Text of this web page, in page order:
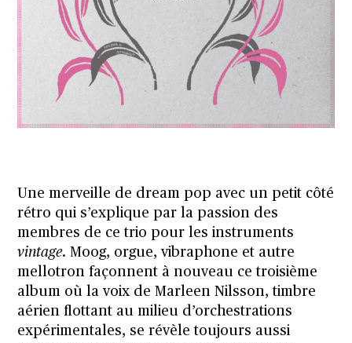
Une merveille de dream pop avec un petit côté
rétro qui s’explique par la passion des
membres de ce trio pour les instruments
vintage. Moog, orgue, vibraphone et autre
mellotron façonnent à nouveau ce troisième
album où la voix de Marleen Nilsson, timbre
aérien flottant au milieu d’orchestrations
expérimentales, se révèle toujours aussi